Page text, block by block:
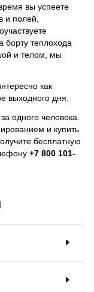
вы успеете
и полей,
борту теплохода
и телом, мы
как
выходного дня.
за одного человека.
и купить
бесплатную
+7 800 101-